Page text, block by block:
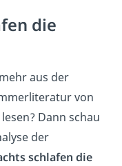
die
aus der
von
Dann schau
der
schlafen die